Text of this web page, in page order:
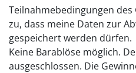
Teilnahmebedingungen
zu, dass meine Daten zur
gespeichert werden dürfen.
Keine Barablöse möglich.
ausgeschlossen. Die